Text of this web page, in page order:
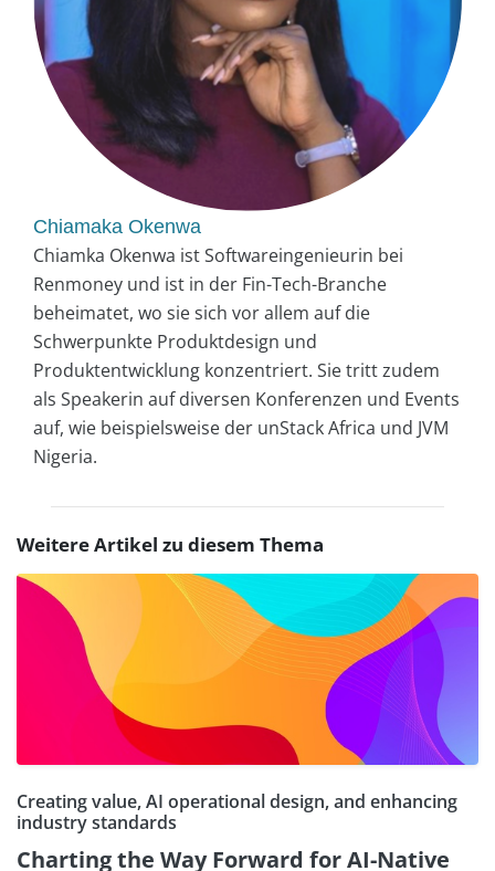
Chiamaka Okenwa
Chiamka Okenwa ist Softwareingenieurin bei
Renmoney und ist in der Fin-Tech-Branche
beheimatet, wo sie sich vor allem auf die
Schwerpunkte Produktdesign und
Produktentwicklung konzentriert. Sie tritt zudem
als Speakerin auf diversen Konferenzen und Events
auf, wie beispielsweise der unStack Africa und JVM
Nigeria.
Weitere Artikel zu diesem Thema
Creating value, AI operational design, and enhancing
industry standards
Charting the Way Forward for AI-Native